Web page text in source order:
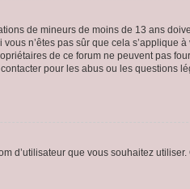
de mineurs de moins de 13 ans
n’êtes pas sûr que cela s’applique
de ce forum ne peuvent pas
pour les abus ou les questions
d’utilisateur que vous souhaitez utiliser.